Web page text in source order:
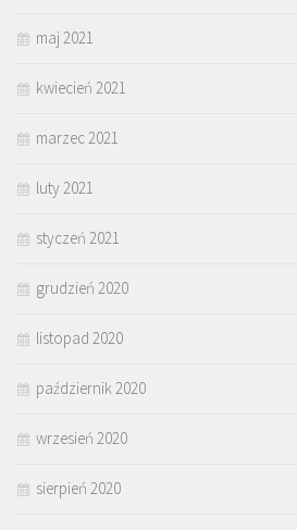
maj 2021
kwiecień 2021
marzec 2021
luty 2021
styczeń 2021
grudzień 2020
listopad 2020
październik 2020
wrzesień 2020
sierpień 2020